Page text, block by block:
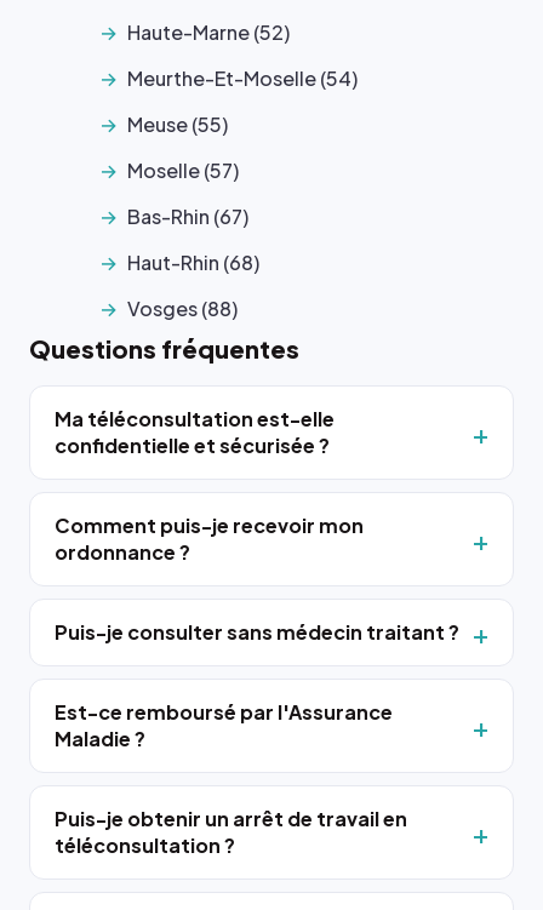
Haute-Marne (52)
Meurthe-Et-Moselle (54)
Meuse (55)
Moselle (57)
Bas-Rhin (67)
Haut-Rhin (68)
Vosges (88)
Questions fréquentes
Ma téléconsultation est-elle
confidentielle et sécurisée ?
Comment puis-je recevoir mon
ordonnance ?
Puis-je consulter sans médecin traitant ?
Est-ce remboursé par l'Assurance
Maladie ?
Puis-je obtenir un arrêt de travail en
téléconsultation ?